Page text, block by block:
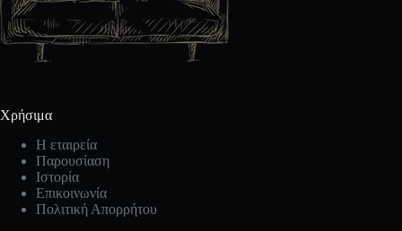
Χρήσιμα
Η εταιρεία
Παρουσίαση
Ιστορία
Επικοινωνία
Πολιτική Απορρήτου